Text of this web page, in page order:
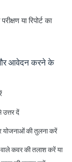
या रिपोर्ट का
और आवेदन करने के
दें
योजनाओं की तुलना करें
वाले कवर की तलाश करें या